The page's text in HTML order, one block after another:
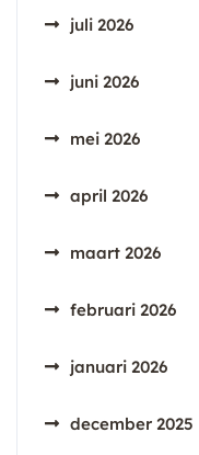
juli 2026
juni 2026
mei 2026
april 2026
maart 2026
februari 2026
januari 2026
december 2025